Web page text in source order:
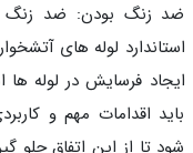
زنگ بودن: ضد زنگ
لوله های آتشخوار
فرسایش در لوله ها
اقدامات مهم و
تا از این اتفاق جلو